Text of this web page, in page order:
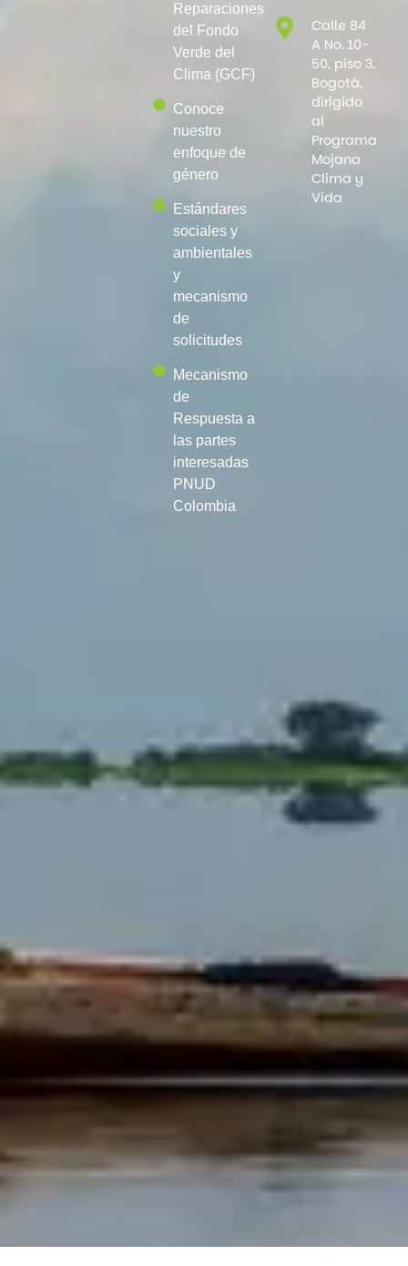
Reparaciones
del Fondo
Verde del
Clima (GCF)
Conoce
nuestro
enfoque de
género
Estándares
sociales y
ambientales
y
mecanismo
de
solicitudes
Mecanismo
de
Respuesta a
las partes
interesadas
PNUD
Colombia
Calle 84
A No. 10-
50, piso 3.
Bogotá,
dirigido
al
Programa
Mojana
Clima y
Vida